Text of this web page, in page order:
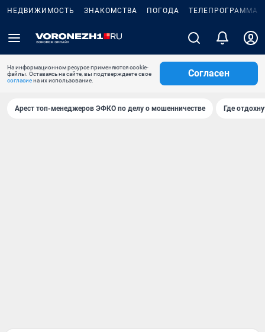
НЕДВИЖИМОСТЬ ЗНАКОМСТВА ПОГОДА ТЕЛЕПРОГРАММА
На информационном ресурсе применяются cookie-
файлы. Оставаясь на сайте, вы подтверждаете свое
согласиена их использование.
Согласен
Арест топ-менеджеров ЭФКО по делу о мошенничестве Где